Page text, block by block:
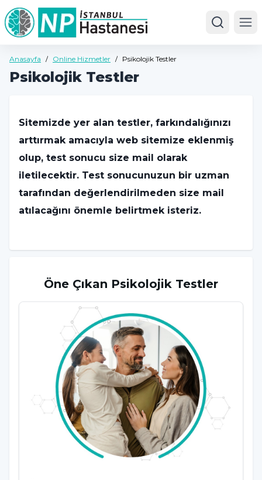
Anasayfa / Online Hizmetler / Psikolojik Testler
Psikolojik Testler
Sitemizde yer alan testler, farkındalığınızı
arttırmak amacıyla web sitemize eklenmiş
olup, test sonucu size mail olarak
iletilecektir. Test sonucunuzun bir uzman
tarafından değerlendirilmeden size mail
atılacağını önemle belirtmek isteriz.
Öne Çıkan Psikolojik Testler